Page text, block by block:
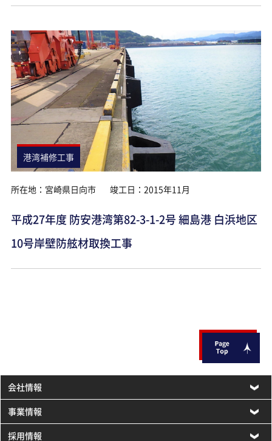
港湾補修工事
所在地：宮崎県日向市 竣工日：2015年11月
平成27年度 防安港湾第82-3-1-2号 細島港 白浜地区
10号岸壁防舷材取換工事
会社情報
事業情報
採用情報